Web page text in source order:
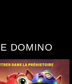
DOMINO